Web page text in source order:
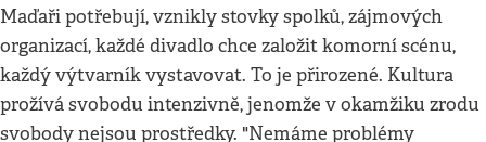
Maďaři potřebují, vznikly stovky spolků, zájmových
organizací, každé divadlo chce založit komorní scénu,
každý výtvarník vystavovat. To je přirozené. Kultura
prožívá svobodu intenzivně, jenomže v okamžiku zrodu
svobody nejsou prostředky. "Nemáme problémy